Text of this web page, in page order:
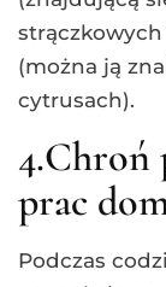
(można ją
cytrusach).
4.Chroń
prac
Podczas